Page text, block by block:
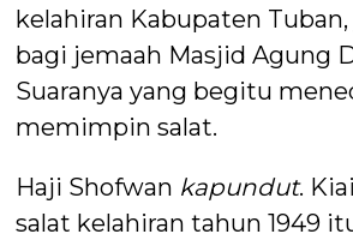
kelahiran Kabupaten
bagi jemaah Masjid Agung
Suaranya yang begitu
memimpin salat.
Haji Shofwan kapundut.
salat kelahiran tahun 1949